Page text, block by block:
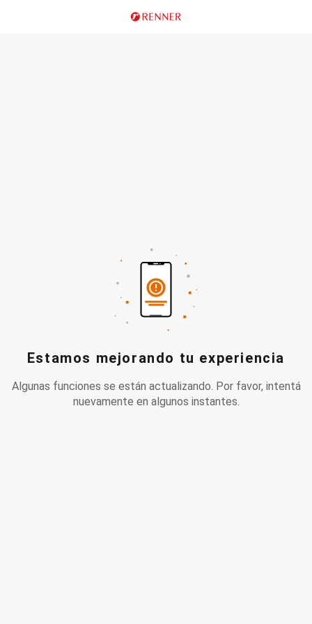
Estamos mejorando tu experiencia
Algunas funciones se están actualizando. Por favor, intentá
nuevamente en algunos instantes.